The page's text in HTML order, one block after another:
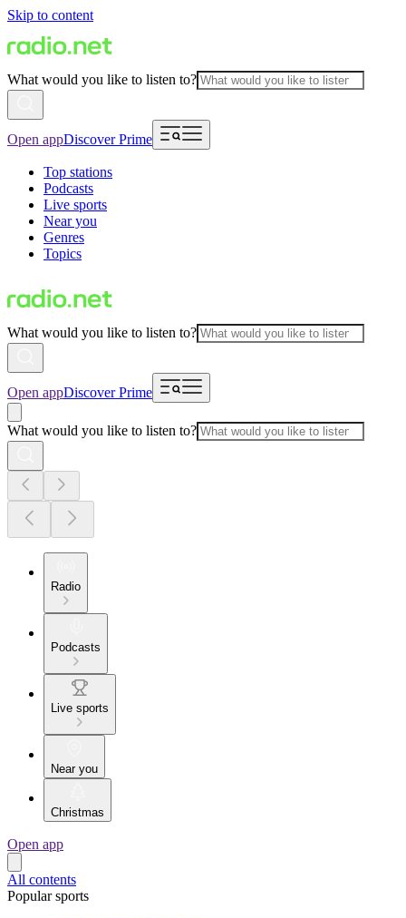
Skip to content
What would you like to listen to?
Open appDiscover Prime
Top stations
Podcasts
Live sports
Near you
Genres
Topics
What would you like to listen to?
Open appDiscover Prime
What would you like to listen to?
Radio
Podcasts
Live sports
Near you
Christmas
Open app
All contents
Popular sports